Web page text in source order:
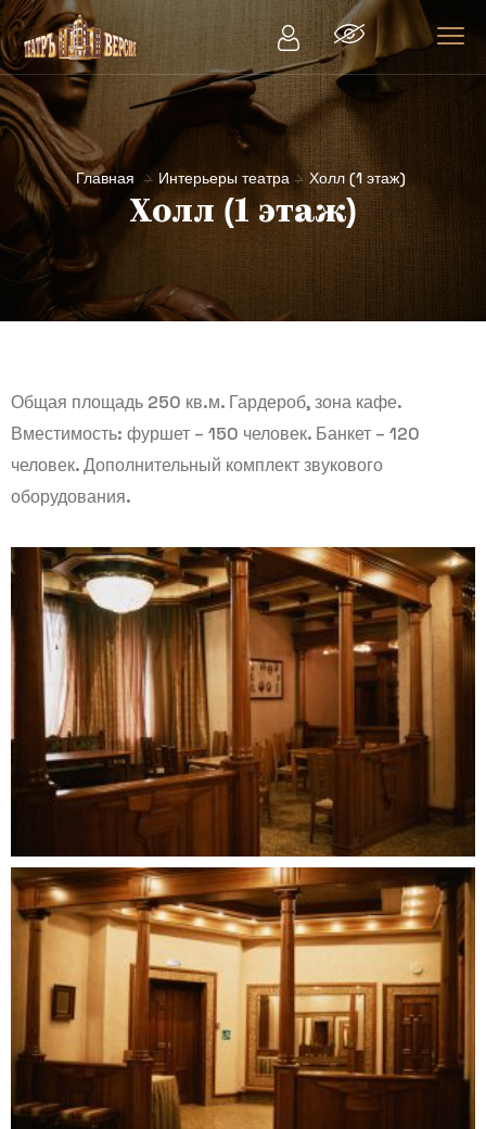
Главная Интерьеры театра Холл (1 этаж)
Холл (1 этаж)
Общая площадь 250 кв.м. Гардероб, зона кафе.
Вместимость: фуршет – 150 человек. Банкет – 120
человек. Дополнительный комплект звукового
оборудования.